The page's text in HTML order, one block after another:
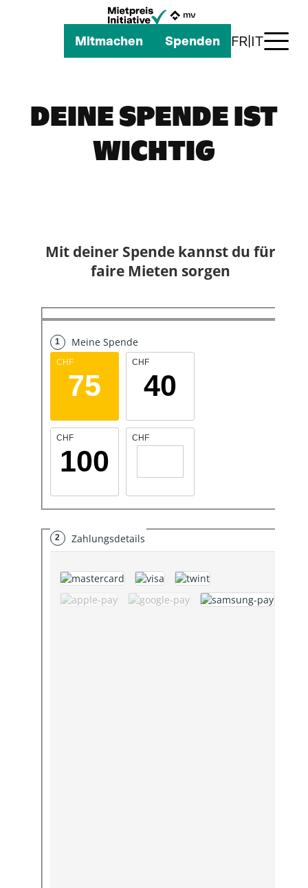
So geht's weiter
Mitmachen Spenden FR IT
DEINE SPENDE IST
WICHTIG